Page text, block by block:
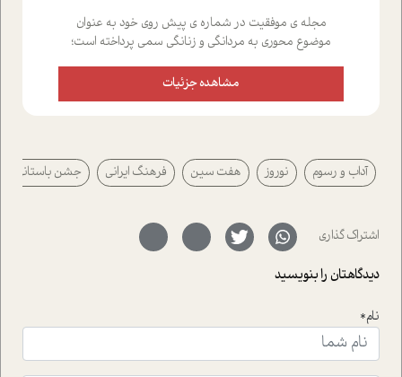
مجله ی موفقیت در شماره ی پیش روی خود به عنوان
موضوع محوری به مردانگی و زنانگی سمی پرداخته است؛
علیخواه، جامعه شناس در بخش های مختلف تلاش کرده ایم
از دریچه های گوناگون به این موضوع مهم بپردازیم.فصل
پیرامون آن آشنا می کند.در بخش دو فنجان داغ به سراغ افرادی
رفته ایم که موفقیت را در عمل به اثبات رسانده اند؛ سید
حمیدرضا محتشمی که بیست و پنجمین سال فعالیت حرفه
سر نهاده است و نیز کرامت عزیز زاده؛ سفیر صلح و دوستی که
با رکاب زدن در بیش از هفتاد کشور و کاشتن درخت، به نماد
حمایت از محیط زیست و منابع طبیعی تبدیل گشته
است.فصل روایت اجنبی ها در این شماره به دو موضوع
ای که به زندگی شگفت انگیز جین گودال و تاثیرات کاوش های
ایشان در حوزه ی شامپانزه ها بر زندگی امروزی ما نگاهی
افکنده است.فصل اتاق 333 شما را پای صحبت یک تجربه ی
مشاهده جزئیات
آداب و رسوم نوروز هفت سین فرهنگ ایرانی جشن باستانی
اشتراک گذاری
دیدگاهتان را بنویسید
نام*